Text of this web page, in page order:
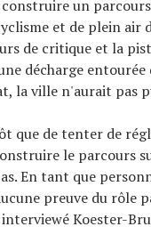
un
et de plein air
de critique et la
décharge
la ville n'aurait pas
que de tenter de
le parcours
En tant que
preuve du rôle
Koester-